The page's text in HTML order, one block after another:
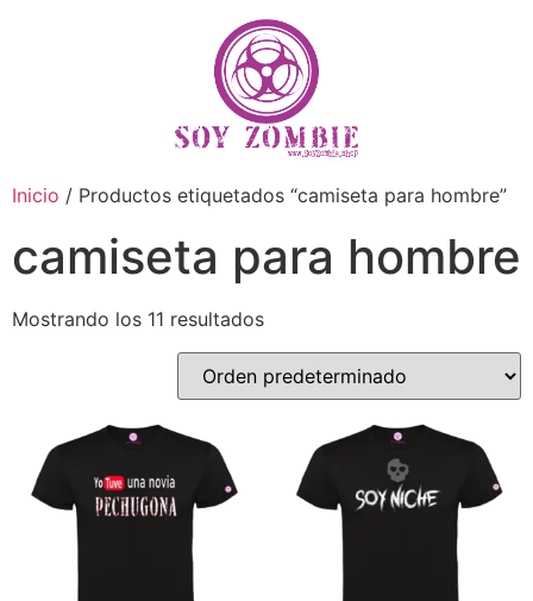
Inicio / Productos etiquetados “camiseta para hombre”
camiseta para hombre
Mostrando los 11 resultados